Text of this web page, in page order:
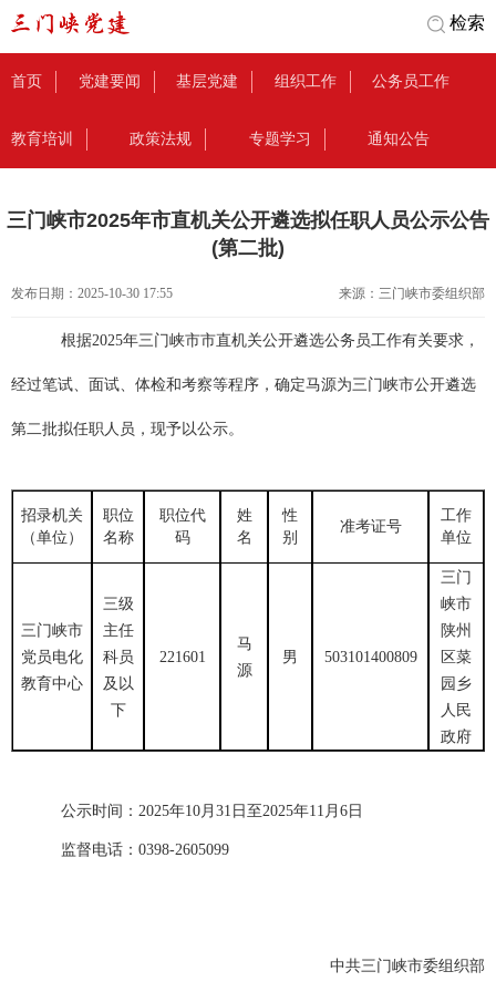
检索
首页 党建要闻 基层党建 组织工作 公务员工作
教育培训 政策法规 专题学习 通知公告
三门峡市2025年市直机关公开遴选拟任职人员公示公告
(第二批)
发布日期： 2025-10-30 17:55 来源： 三门峡市委组织部
根据2025年三门峡市市直机关公开遴选公务员工作有关要求，
经过笔试、面试、体检和考察等程序，确定马源为三门峡市公开遴选
第二批拟任职人员，现予以公示。
招录机关
（单位）
职位
名称
职位代
码
姓
名
性
别
准考证号
工作
单位
三门峡市
党员电化
教育中心
三级
主任
科员
及以
下
221601
马
源
男 503101400809
三门
峡市
陕州
区菜
园乡
人民
政府
公示时间： 2025年10月 31 日 至2025年11 月 6 日
监督电话： 0398-2605099
中共三门峡市委组织部